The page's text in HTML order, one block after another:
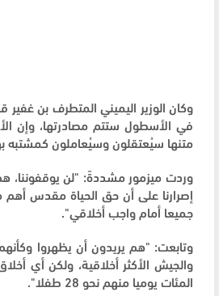
وكان الوزير اليميني المتطرف بن غفير
في الأسطول ستتم مصادرتها، وإن
متنها سيُعتقلون وسيُعاملون كمشتبه
وردت ميزمور مشددةً: "لن يوقفوننا،
إصرارنا على أن حق الحياة مقدس أهم
جميعا أمام واجب أخلاقي".
وتابعت: "هم يريدون أن يظهروا وكأنهم
والجيش الأكثر أخلاقية، ولكن أي
المئات يوميا منهم نحو 28 طفلا".